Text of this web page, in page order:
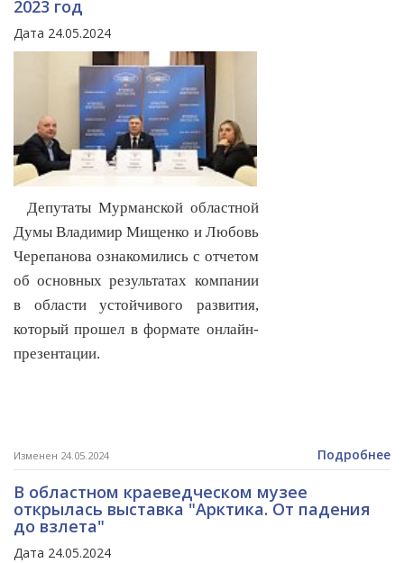
2023 год
Дата 24.05.2024
Депутаты Мурманской областной
Думы Владимир Мищенко и Любовь
Черепанова ознакомились с отчетом
об основных результатах компании
в области устойчивого развития,
который прошел в формате онлайн-
презентации.
Изменен 24.05.2024 Подробнее
В областном краеведческом музее
открылась выставка "Арктика. От падения
до взлета"
Дата 24.05.2024